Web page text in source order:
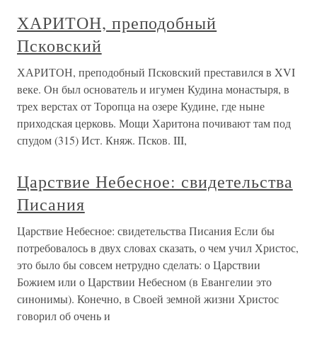
ХАРИТОН, преподобный
Псковский
ХАРИТОН, преподобный Псковский преставился в XVI
веке. Он был основатель и игумен Кудина монастыря, в
трех верстах от Торопца на озере Кудине, где ныне
приходская церковь. Мощи Харитона почивают там под
спудом (315) Ист. Княж. Псков. III,
Царствие Небесное: свидетельства
Писания
Царствие Небесное: свидетельства Писания Если бы
потребовалось в двух словах сказать, о чем учил Христос,
это было бы совсем нетрудно сделать: о Царствии
Божием или о Царствии Небесном (в Евангелии это
синонимы). Конечно, в Своей земной жизни Христос
говорил об очень и